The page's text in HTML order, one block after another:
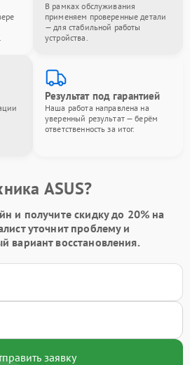
В рамках обслуживания
применяем проверенные детали
— для стабильной работы
устройства.
Результат под гарантией
Наша работа направлена на
уверенный результат — берём
ответственность за итог.
ASUS?
и получитескидку до 20% на
уточнит проблему и
вариант восстановления.
заявку